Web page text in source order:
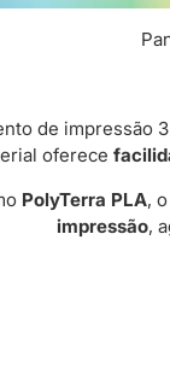
de impressão
oferece
PolyTerra PLA,
impressão,